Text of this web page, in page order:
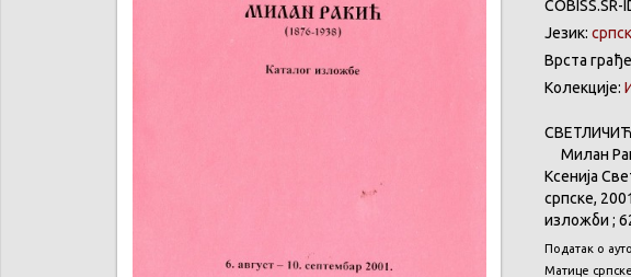
COBISS.SR-
Језик:
Врста
Колекције:
СВЕТЛИЧИЋ,
Милан
Ксенија
српске,
изложби ;
Податак о
Матице